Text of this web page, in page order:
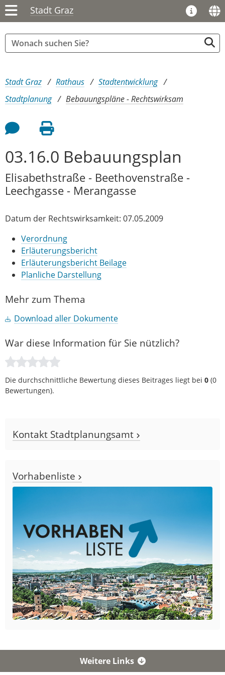
Stadt Graz
Sie sind hier:
Stadt Graz Rathaus
Stadtentwicklung
Stadtplanung
Bebauungspläne - Rechtswirksam
Feedback an Autor
Seite drucken
03.16.0 Bebauungsplan
Elisabethstraße - Beethovenstraße -
Leechgasse - Merangasse
Datum der Rechtswirksamkeit: 07.05.2009
Verordnung
Erläuterungsbericht
Erläuterungsbericht Beilage
Planliche Darstellung
Mehr zum Thema
Download aller Dokumente
War diese Information für Sie nützlich?
Die durchschnittliche Bewertung dieses Beitrages liegt bei 0 (0
Bewertungen).
Kontakt Stadtplanungsamt
Vorhabenliste
Weitere Links